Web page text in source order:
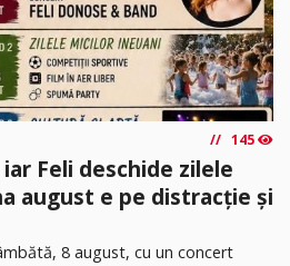
145
Feli deschide zilele
august e pe distracție și
8 august, cu un concert